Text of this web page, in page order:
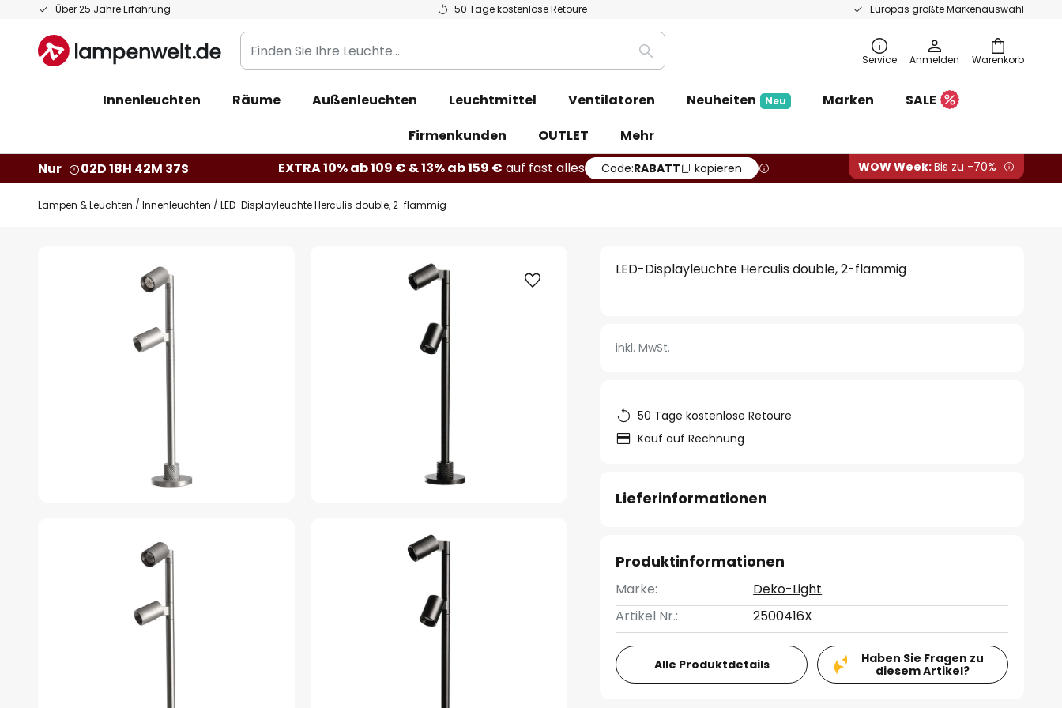
Über 25 Jahre Erfahrung 50 Tage kostenlose Retoure Europas größte Markenauswahl
Zum
springen
Warenkorb
Finden
Sie
Leuchte...
Suche Service Anmelden
Innenleuchten Räume Außenleuchten Leuchtmittel Ventilatoren Neuheiten Neu Marken
SALE
Firmenkunden
OUTLET
Mehr
Nur
02D 18H 42M 36S EXTRA 10% ab 109 € & 13% ab 159 € auf fast alles Code:RABATT kopieren WOW Week:Bis zu -70%
Lampen & Leuchten Innenleuchten LED-Displayleuchte Herculis double, 2-flammig
LED-Displayleuchte Herculis double, 2-flammig
inkl. MwSt.
50 Tage kostenlose Retoure
Kauf auf Rechnung
Lieferinformationen
Produktinformationen
Marke:
Deko-Light
Artikel Nr.:
2500416X
Alle Produktdetails
Haben Sie Fragen zu
diesem Artikel?